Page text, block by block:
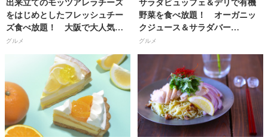
出来立てのモッツアレラチーズ
をはじめとしたフレッシュチー
ズ食べ放題！ 大阪で大人気の
『goodspoon』が関東初出店！
グルメ
サラダビュッフェ＆デリで有機
野菜を食べ放題！ オーガニッ
クジュース＆サラダバー
『.RAW』が六本木にオープン！
グルメ